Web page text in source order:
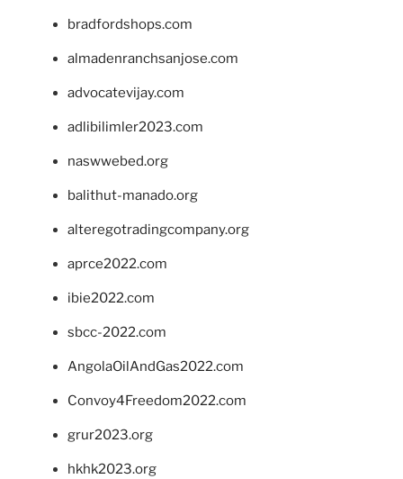
bradfordshops.com
almadenranchsanjose.com
advocatevijay.com
adlibilimler2023.com
naswwebed.org
balithut-manado.org
alteregotradingcompany.org
aprce2022.com
ibie2022.com
sbcc-2022.com
AngolaOilAndGas2022.com
Convoy4Freedom2022.com
grur2023.org
hkhk2023.org